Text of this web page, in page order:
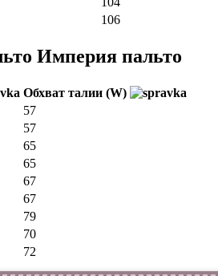
106
Империя пальто
Обхват талии (W)
57
57
65
65
67
67
79
70
72